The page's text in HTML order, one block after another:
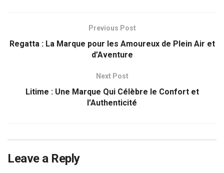
Previous Post
Regatta : La Marque pour les Amoureux de Plein Air et
d’Aventure
Next Post
Litime : Une Marque Qui Célèbre le Confort et
l’Authenticité
Leave a Reply